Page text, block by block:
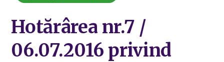
Hotărârea nr.7 /
06.07.2016 privind